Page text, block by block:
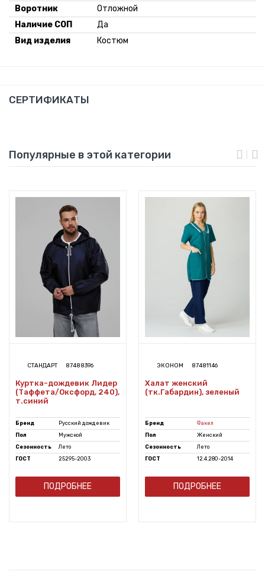
Воротник
Отложной
Наличие СОП
Да
Вид изделия
Костюм
СЕРТИФИКАТЫ
Популярные в этой категории
СТАНДАРТ 87488396
Куртка-дождевик Лидер
(Таффета/Оксфорд, 240),
т.синий
Бренд
Русский дождевик
Пол
Мужской
Сезонность
Лето
ГОСТ
25295-2003
ПОДРОБНЕЕ
ЭКОНОМ 87481146
Халат женский
(тк.Габардин), зеленый
Бренд
Факел
Пол
Женский
Сезонность
Лето
ГОСТ
12.4.280-2014
ПОДРОБНЕЕ